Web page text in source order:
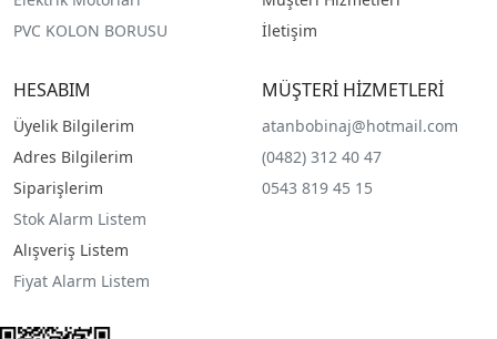
PVC KOLON BORUSU
İletişim
HESABIM
Üyelik Bilgilerim
Adres Bilgilerim
Siparişlerim
Stok Alarm Listem
Alışveriş Listem
Fiyat Alarm Listem
MÜŞTERİ HİZMETLERİ
atanbobinaj@hotmail.com
(0482) 312 40 47
0543 819 45 15